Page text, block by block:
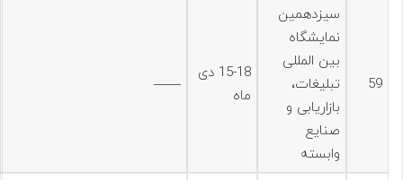
59
سيزدهمين
نمایشگاه
بین المللی
تبلیغات،
بازاریابی و
صنایع
وابسته
15-18 دی
ماه
——